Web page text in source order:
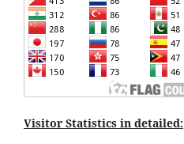
Visitor Statistics in detailed: